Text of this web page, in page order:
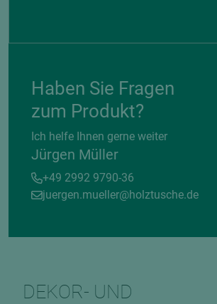
Haben Sie Fragen
zum Produkt?
Ich helfe Ihnen gerne weiter
Jürgen Müller
+49 2992 9790-36
juergen.mueller@holztusche.de
DEKOR- UND